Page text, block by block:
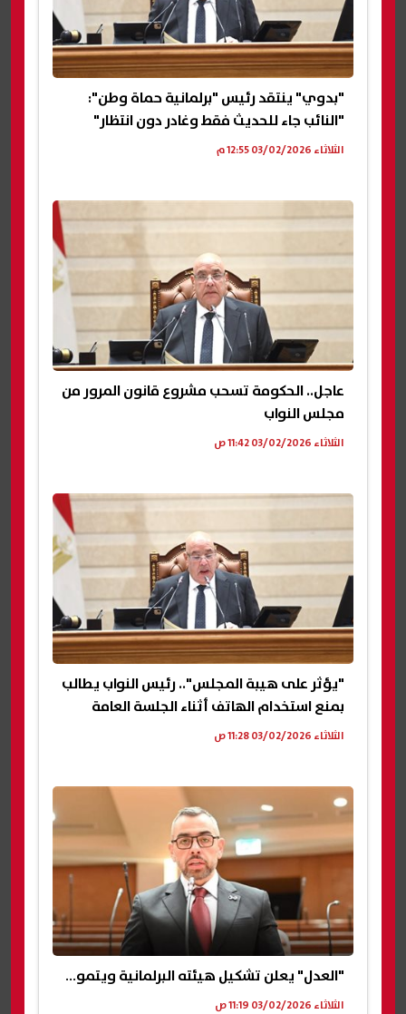
"بدوي" ينتقد رئيس "برلمانية حماة وطن":
"النائب جاء للحديث فقط وغادر دون انتظار"
الثلاثاء 03/02/2026 12:55 م
عاجل.. الحكومة تسحب مشروع قانون المرور من
مجلس النواب
الثلاثاء 03/02/2026 11:42 ص
"يؤثر على هيبة المجلس".. رئيس النواب يطالب
بمنع استخدام الهاتف أثناء الجلسة العامة
الثلاثاء 03/02/2026 11:28 ص
"العدل" يعلن تشكيل هيئته البرلمانية ويتموضع في صفوف المعارضة
الثلاثاء 03/02/2026 11:19 ص